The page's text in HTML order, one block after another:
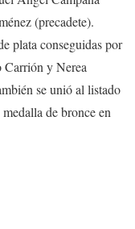
(precadete).
plata conseguidas por
Carrión y Nerea
se unió al listado
de bronce en